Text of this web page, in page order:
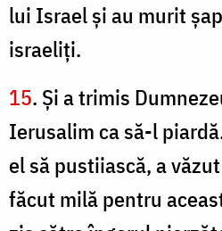
lui Israel şi au murit
israeliţi.
15. Şi a trimis
Ierusalim ca să-l
el să pustiiască, a
făcut milă pentru